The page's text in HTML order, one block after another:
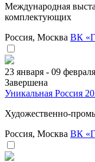
Международная
комплектующих
Россия, Москва ВК
23 января - 09 февраля
Завершена
Уникальная Россия
Художественно-
Россия, Москва ВК